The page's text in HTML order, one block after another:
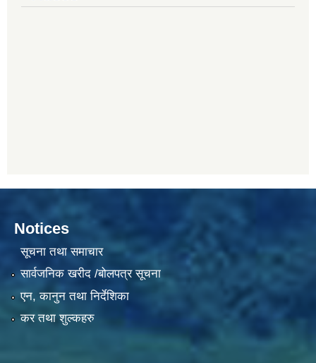
Notices
सूचना तथा समाचार
सार्वजनिक खरीद /बोलपत्र सूचना
एन, कानुन तथा निर्देशिका
कर तथा शुल्कहरु